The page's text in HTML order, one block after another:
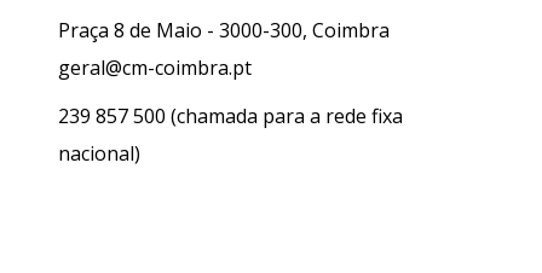
Praça 8 de Maio - 3000-300, Coimbra
geral@cm-coimbra.pt
239 857 500 (chamada para a rede fixa
nacional)